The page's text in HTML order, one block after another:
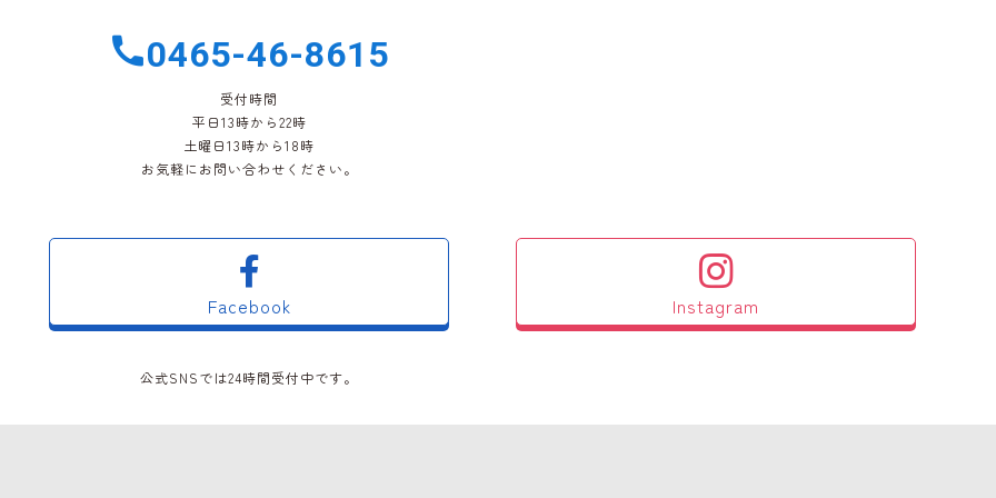
0465-46-8615
受付時間
平日13時から22時
土曜日13時から18時
お気軽にお問い合わせください。
Facebook Instagram
公式SNSでは24時間受付中です。